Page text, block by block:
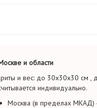
и области
и вес: до 30х30х30 см ,
индивидуально.
Москва (в пределах МКАД)